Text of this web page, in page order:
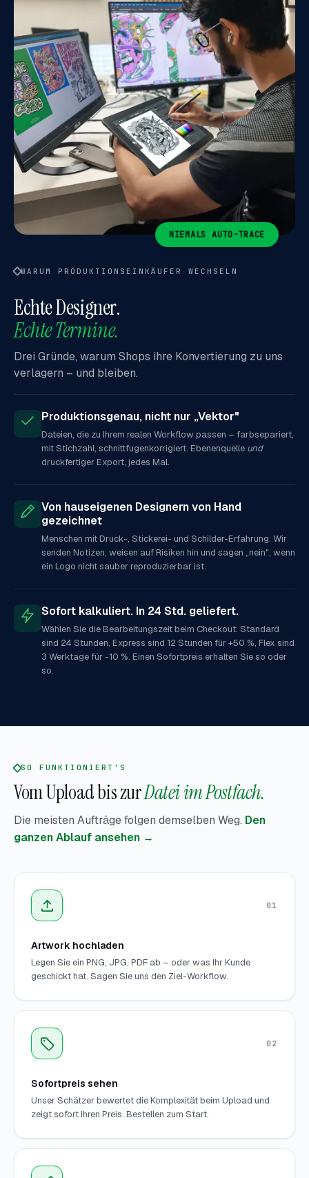
NIEMALS AUTO-TRACE
WARUM PRODUKTIONSEINKÄUFER WECHSELN
Echte Designer.
Echte Termine.
Drei Gründe, warum Shops ihre Konvertierung zu uns
verlagern – und bleiben.
Produktionsgenau, nicht nur „Vektor"
Dateien, die zu Ihrem realen Workflow passen – farbsepariert,
mit Stichzahl, schnittfugenkorrigiert. Ebenenquelle und
druckfertiger Export, jedes Mal.
Von hauseigenen Designern von Hand
gezeichnet
Menschen mit Druck-, Stickerei- und Schilder-Erfahrung. Wir
senden Notizen, weisen auf Risiken hin und sagen „nein", wenn
ein Logo nicht sauber reproduzierbar ist.
Sofort kalkuliert. In 24 Std. geliefert.
Wählen Sie die Bearbeitungszeit beim Checkout: Standard
sind 24 Stunden, Express sind 12 Stunden für +50 %, Flex sind
3 Werktage für -10 %. Einen Sofortpreis erhalten Sie so oder
so.
SO FUNKTIONIERT'S
Vom Upload bis zurDatei im Postfach.
Die meisten Aufträge folgen demselben Weg. Den
ganzen Ablauf ansehen →
01
Artwork hochladen
Legen Sie ein PNG, JPG, PDF ab – oder was Ihr Kunde
geschickt hat. Sagen Sie uns den Ziel-Workflow.
02
Sofortpreis sehen
Unser Schätzer bewertet die Komplexität beim Upload und
zeigt sofort Ihren Preis. Bestellen zum Start.